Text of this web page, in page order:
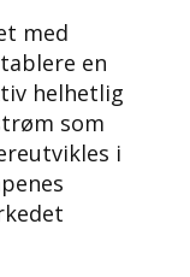
med
en
helhetlig
som
i